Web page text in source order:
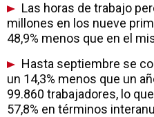
Las horas de trabajo
millones en los nueve
48,9% menos que en el
Hasta septiembre se
un 14,3% menos que un
99.860 trabajadores, lo
57,8% en términos